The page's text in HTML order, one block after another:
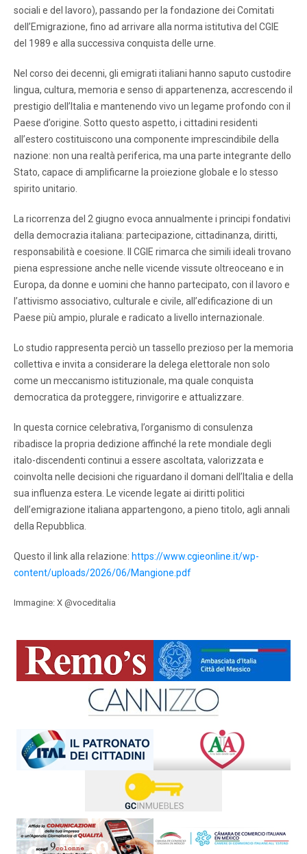
sociali e del lavoro), passando per la fondazione dei Comitati
dell’Emigrazione, fino ad arrivare alla norma istitutiva del CGIE
del 1989 e alla successiva conquista delle urne.
Nel corso dei decenni, gli emigrati italiani hanno saputo custodire
lingua, cultura, memoria e senso di appartenenza, accrescendo il
prestigio dell’Italia e mantenendo vivo un legame profondo con il
Paese d’origine. Sotto questo aspetto, i cittadini residenti
all’estero costituiscono una componente imprescindibile della
nazione: non una realtà periferica, ma una parte integrante dello
Stato, capace di amplificarne la proiezione globale e lo stesso
spirito unitario.
La ricorrenza del 2 giugno evoca annualmente i principi fondativi
della democrazia italiana: partecipazione, cittadinanza, diritti,
responsabilità e coesione. Il CGIE rimarca che simili ideali trovano
piena espressione anche nelle vicende vissute oltreoceano e in
Europa, da donne e uomini che hanno partecipato, con il lavoro e
l’attivismo associativo, culturale e civile, all’edificazione di un
Paese più ampio, plurale e radicato a livello internazionale.
Lo studio rappresenta perciò un tassello prezioso per la memoria
collettiva e invita a considerare la delega elettorale non solo
come un meccanismo istituzionale, ma quale conquista
democratica da proteggere, rinvigorire e attualizzare.
In questa cornice celebrativa, l’organismo di consulenza
ribadisce la propria dedizione affinché la rete mondiale degli
italo-discendenti continui a essere ascoltata, valorizzata e
coinvolta nelle decisioni che riguardano il domani dell’Italia e della
sua influenza estera. Le vicende legate ai diritti politici
dell’emigrazione italiana appartengono, a pieno titolo, agli annali
della Repubblica.
Questo il link alla relazione: https://www.cgieonline.it/wp-
content/uploads/2026/06/Mangione.pdf
Immagine: X @voceditalia